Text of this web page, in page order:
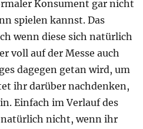
Konsument gar nicht
spielen kannst. Das
wenn diese sich natürlich
voll auf der Messe auch
dagegen getan wird, um
ihr darüber nachdenken,
Einfach im Verlauf des
natürlich nicht, wenn ihr